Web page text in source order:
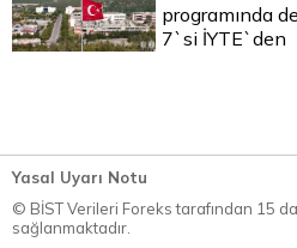
programında
7`si İYTE`den
Yasal Uyarı Notu
© BİST Verileri Foreks tarafından 15
sağlanmaktadır.